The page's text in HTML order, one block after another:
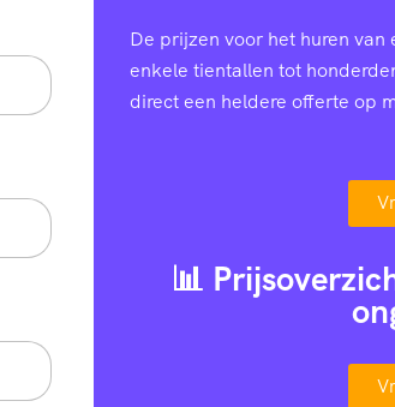
De prijzen voor het huren van
enkele tientallen tot
direct een heldere offerte op
📊